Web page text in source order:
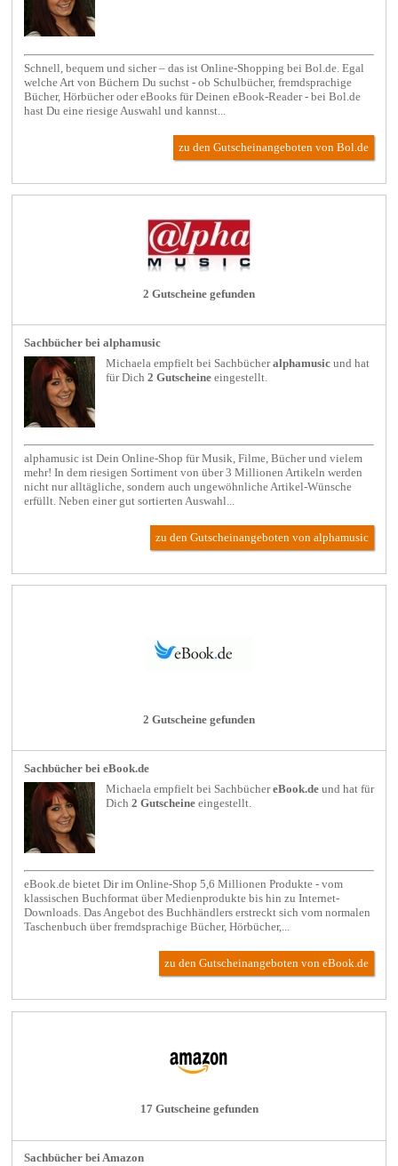
Schnell, bequem und sicher – das ist Online-Shopping bei Bol.de. Egal
welche Art von Büchern Du suchst - ob Schulbücher, fremdsprachige
Bücher, Hörbücher oder eBooks für Deinen eBook-Reader - bei Bol.de
hast Du eine riesige Auswahl und kannst...
zu den Gutscheinangeboten von Bol.de
2 Gutscheine gefunden
Sachbücher bei alphamusic
Michaela empfielt bei Sachbücher alphamusicund hat
für Dich2 Gutscheine eingestellt.
alphamusic ist Dein Online-Shop für Musik, Filme, Bücher und vielem
mehr! In dem riesigen Sortiment von über 3 Millionen Artikeln werden
nicht nur alltägliche, sondern auch ungewöhnliche Artikel-Wünsche
erfüllt. Neben einer gut sortierten Auswahl...
zu den Gutscheinangeboten von alphamusic
2 Gutscheine gefunden
Sachbücher bei eBook.de
Michaela empfielt bei Sachbücher eBook.de und hat für
Dich2 Gutscheine eingestellt.
eBook.de bietet Dir im Online-Shop 5,6 Millionen Produkte - vom
klassischen Buchformat über Medienprodukte bis hin zu Internet-
Downloads. Das Angebot des Buchhändlers erstreckt sich vom normalen
Taschenbuch über fremdsprachige Bücher, Hörbücher,...
zu den Gutscheinangeboten von eBook.de
17 Gutscheine gefunden
Sachbücher bei Amazon